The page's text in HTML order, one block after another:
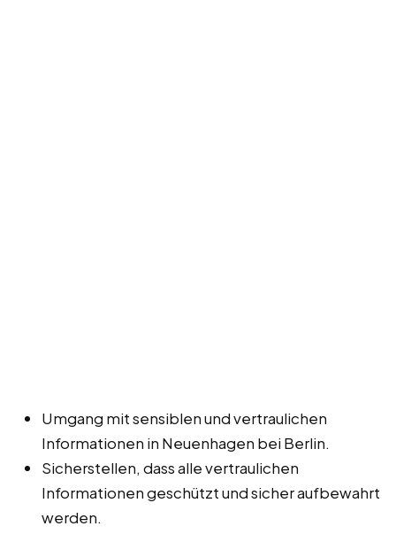
Umgang mit sensiblen und vertraulichen
Informationen in Neuenhagen bei Berlin.
Sicherstellen, dass alle vertraulichen
Informationen geschützt und sicher aufbewahrt
werden.